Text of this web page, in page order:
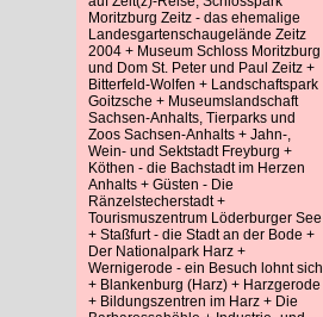
Moritzburg Zeitz - das ehemalige
Landesgartenschaugelände Zeitz
2004 + Museum Schloss Moritzburg
und Dom St. Peter und Paul Zeitz +
Bitterfeld-Wolfen + Landschaftspark
Goitzsche + Museumslandschaft
Sachsen-Anhalts, Tierparks und
Zoos Sachsen-Anhalts + Jahn-,
Wein- und Sektstadt Freyburg +
Köthen - die Bachstadt im Herzen
Anhalts + Güsten - Die
Ränzelstecherstadt +
Tourismuszentrum Löderburger See
+ Staßfurt - die Stadt an der Bode +
Der Nationalpark Harz +
Wernigerode - ein Besuch lohnt sich
+ Blankenburg (Harz) + Harzgerode
+ Bildungszentren im Harz + Die